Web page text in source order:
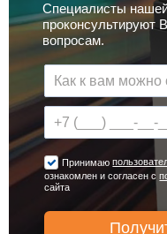
Специалисты
проконсультируют
вопросам.
Принимаю
ознакомлен и согласен с
сайта